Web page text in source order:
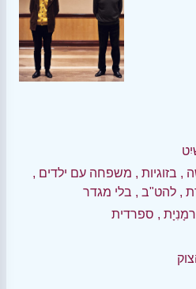
, בזוגיות , משפחה עם ילדים ,
, להט"ב , בלי מגדר
, ספרדית